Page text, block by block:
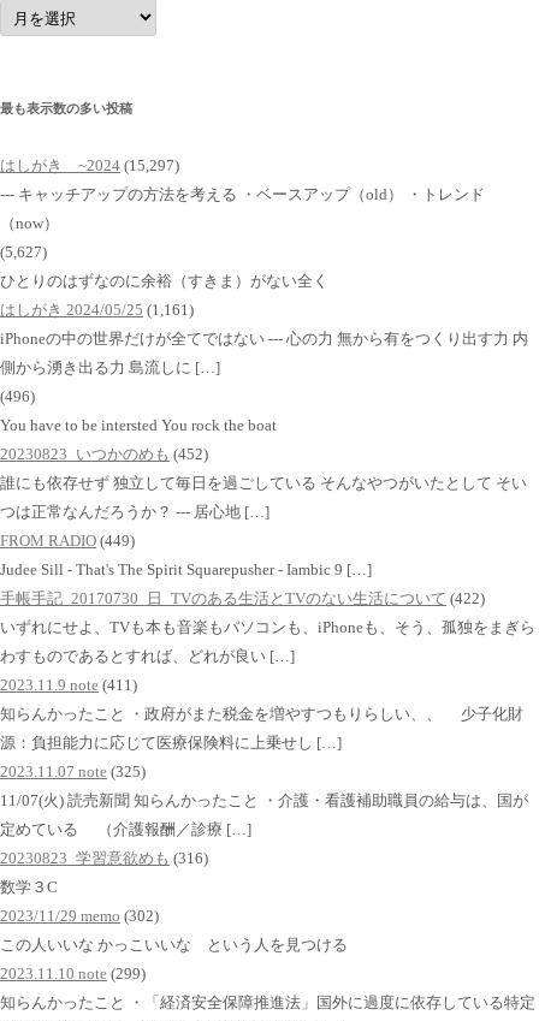
イ
ブ
最も表示数の多い投稿
はしがき ~2024 (15,297)
--- キャッチアップの方法を考える ・ベースアップ（old） ・トレンド
（now）
(5,627)
ひとりのはずなのに余裕（すきま）がない全く
はしがき 2024/05/25 (1,161)
iPhoneの中の世界だけが全てではない --- 心の力 無から有をつくり出す力 内
側から湧き出る力 島流しに […]
(496)
You have to be intersted You rock the boat
20230823_いつかのめも (452)
誰にも依存せず 独立して毎日を過ごしている そんなやつがいたとして そい
つは正常なんだろうか？ --- 居心地 […]
FROM RADIO (449)
Judee Sill - That's The Spirit Squarepusher - Iambic 9 […]
手帳手記_20170730_日_TVのある生活とTVのない生活について (422)
いずれにせよ、TVも本も音楽もパソコンも、iPhoneも、そう、孤独をまぎら
わすものであるとすれば、どれが良い […]
2023.11.9 note (411)
知らんかったこと ・政府がまた税金を増やすつもりらしい、、 少子化財
源：負担能力に応じて医療保険料に上乗せし […]
2023.11.07 note (325)
11/07(火) 読売新聞 知らんかったこと ・介護・看護補助職員の給与は、国が
定めている （介護報酬／診療 […]
20230823_学習意欲めも (316)
数学３C
2023/11/29 memo (302)
この人いいな かっこいいな という人を見つける
2023.11.10 note (299)
知らんかったこと ・「経済安全保障推進法」国外に過度に依存している特定